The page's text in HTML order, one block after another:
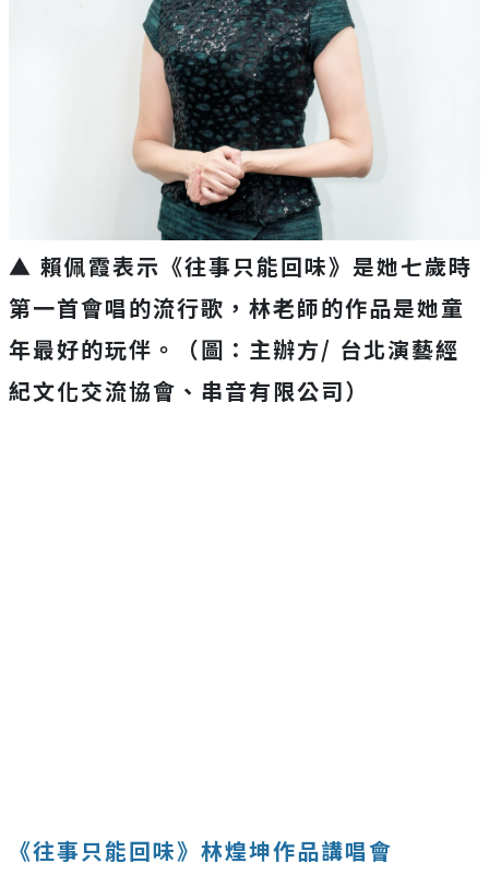
▲ 賴佩霞表示《往事只能回味》是她七歲時
第一首會唱的流行歌，林老師的作品是她童
年最好的玩伴。（圖：主辦方/ 台北演藝經
紀文化交流協會、串音有限公司）
《往事只能回味》林煌坤作品講唱會